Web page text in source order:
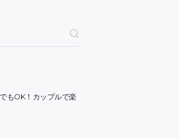
もOK！カップルで楽